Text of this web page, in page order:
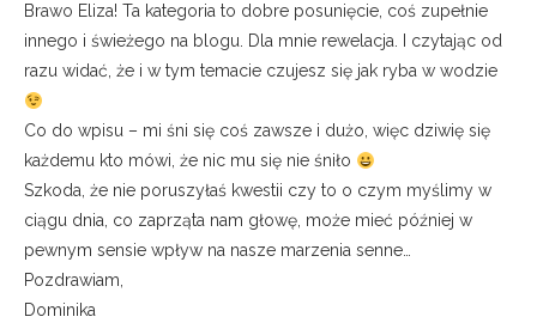
Brawo Eliza! Ta kategoria to dobre posunięcie, coś zupełnie
innego i świeżego na blogu. Dla mnie rewelacja. I czytając od
razu widać, że i w tym temacie czujesz się jak ryba w wodzie
Co do wpisu – mi śni się coś zawsze i dużo, więc dziwię się
każdemu kto mówi, że nic mu się nie śniło
Szkoda, że nie poruszyłaś kwestii czy to o czym myślimy w
ciągu dnia, co zaprząta nam głowę, może mieć później w
pewnym sensie wpływ na nasze marzenia senne…
Pozdrawiam,
Dominika